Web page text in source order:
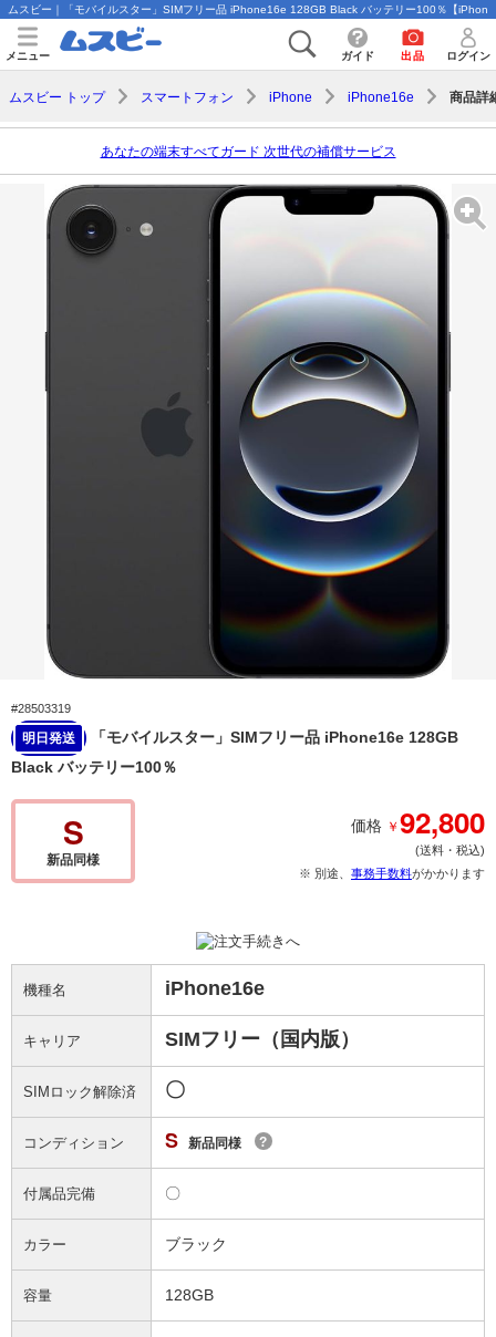
ムスビー｜「モバイルスター」SIMフリー品 iPhone16e 128GB Black バッテリー100％【
メニュー ガイド 出品 ログイン
ムスビー トップ スマートフォン iPhone iPhone16e 商品詳
あなたの端末すべてガード 次世代の補償サービス
#28503319
明日発送
「モバイルスター」SIMフリー品 iPhone16e 128GB
Black バッテリー100％
S
新品同様
価格 ￥92,800
(送料・税込)
※ 別途、 事務手数料がかかります
機種名 iPhone16e
キャリア SIMフリー（国内版）
SIMロック解除済 〇
コンディション S 新品同様 ?
付属品完備 〇
カラー ブラック
容量 128GB